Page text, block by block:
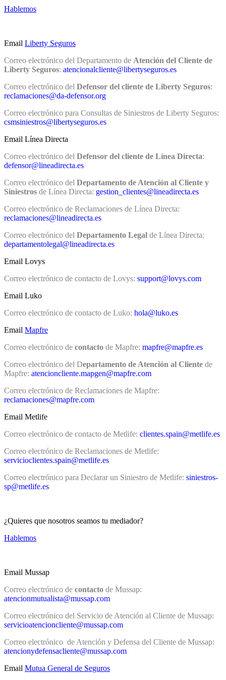
Hablemos
Email Liberty Seguros
Correo electrónico del Departamento de Atención del Cliente de
Liberty Seguros: atencionalcliente@libertyseguros.es
Correo electrónico del Defensor del cliente de Liberty Seguros:
reclamaciones@da-defensor.org
Correo electrónico para Consultas de Siniestros de Liberty Seguros:
csmsiniestros@libertyseguros.es
Email Línea Directa
Correo electrónico del Defensor del cliente de Línea Directa:
defensor@lineadirecta.es
Correo electrónico del Departamento de Atención al Cliente y
Siniestros de Línea Directa: gestion_clientes@lineadirecta.es
Correo electrónico de Reclamaciones de Línea Directa:
reclamaciones@lineadirecta.es
Correo electrónico del Departamento Legal de Línea Directa:
departamentolegal@lineadirecta.es
Email Lovys
Correo electrónico de contacto de Lovys: support@lovys.com
Email Luko
Correo electrónico de contacto de Luko: hola@luko.es
Email Mapfre
Correo electrónico de contacto de Mapfre: mapfre@mapfre.es
Correo electrónico del Departamento de Atención al Cliente de
Mapfre: atencioncliente.mapgen@mapfre.com
Correo electrónico de Reclamaciones de Mapfre:
reclamaciones@mapfre.com
Email Metlife
Correo electrónico de contacto de Metlife: clientes.spain@metlife.es
Correo electrónico de Reclamaciones de Metlife:
servicioclientes.spain@metlife.es
Correo electrónico para Declarar un Siniestro de Metlife: siniestros-
sp@metlife.es
¿Quieres que nosotros seamos tu mediador?
Hablemos
Email Mussap
Correo electrónico de contacto de Mussap:
atencionmutualista@mussap.com
Correo electrónico del Servicio de Atención al Cliente de Mussap:
servicioatencioncliente@mussap.com
Correo electrónico de Atención y Defensa del Cliente de Mussap:
atencionydefensacliente@mussap.com
Email Mutua General de Seguros